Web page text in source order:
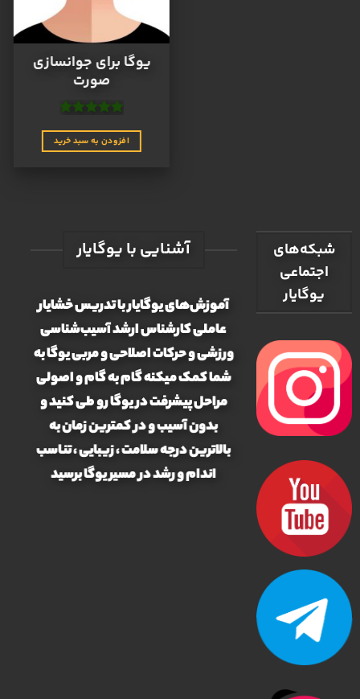
یوگا برای جوانسازی
صورت
5
افزودن به سبد خرید
شبکه‌های
اجتماعی
یوگایار
آشنایی با یوگایار
آموزش‌های یوگایار با تدریس خشایار
عاملی کارشناس ارشد آسیب‌شناسی
ورزشی و حرکات اصلاحی و مربی یوگا به
شما کمک میکنه گام به گام و اصولی
مراحل پیشرفت در یوگا رو طی کنید و
بدون آسیب و در کمترین زمان به
بالاترین درجه سلامت ، زیبایی ، تناسب
اندام و رشد در مسیر یوگا برسید